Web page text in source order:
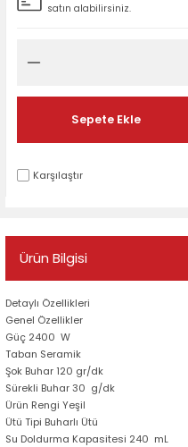
satın alabilirsiniz.
Sepete Ekle
Karşılaştır
Ürün Bilgisi
Detaylı Özellikleri
Genel Özellikler
Güç 2400 W
Taban Seramik
Şok Buhar 120 gr/dk
Sürekli Buhar 30 g/dk
Ürün Rengi Yeşil
Ütü Tipi Buharlı Ütü
Su Doldurma Kapasitesi 240 mL